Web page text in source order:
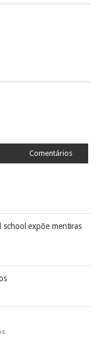
Comentários
expõe mentiras